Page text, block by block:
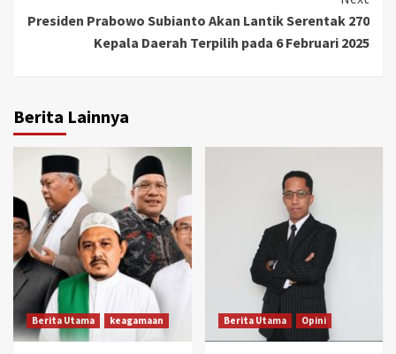
Presiden Prabowo Subianto Akan Lantik Serentak 270
Kepala Daerah Terpilih pada 6 Februari 2025
Berita Lainnya
Berita Utama keagamaan Berita Utama Opini